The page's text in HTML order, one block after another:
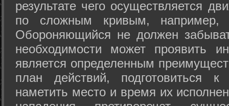
результате чего осуществляется
по сложным кривым, например,
Обороняющийся не должен
необходимости может проявить
является определенным
план действий, подготовиться
наметить место и время их